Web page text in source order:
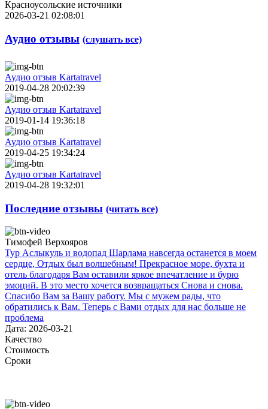
Красноусольские источники
2026-03-21 02:08:01
Аудио отзывы (слушать все)
Аудио отзыв Kartatravel
2019-04-28 20:02:39
Аудио отзыв Kartatravel
2019-01-14 19:36:18
Аудио отзыв Kartatravel
2019-04-25 19:34:24
Аудио отзыв Kartatravel
2019-04-28 19:32:01
Последние отзывы (читать все)
Тимофей Верхояров
Тур Аслыкуль и водопад Шарлама навсегда останется в моем
сердце, Отдых был волшебным! Прекрасное море, бухта и
отель благодаря Вам оставили яркое впечатление и бурю
эмоций. В это место хочется возвращаться Снова и снова.
Спасибо Вам за Вашу работу. Мы с мужем рады, что
обратились к Вам. Теперь с Вами отдых для нас больше не
проблема
Дата: 2026-03-21
Качество
Стоимость
Сроки